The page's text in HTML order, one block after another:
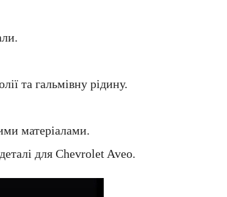
та гальмівну рідину.
матеріалами.
для Chevrolet Aveo.